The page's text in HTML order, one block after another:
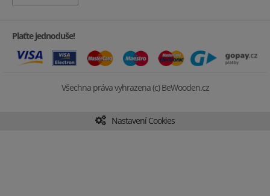
Plaťte jednoduše!
Všechna práva vyhrazena (c) BeWooden.cz
Nastavení Cookies